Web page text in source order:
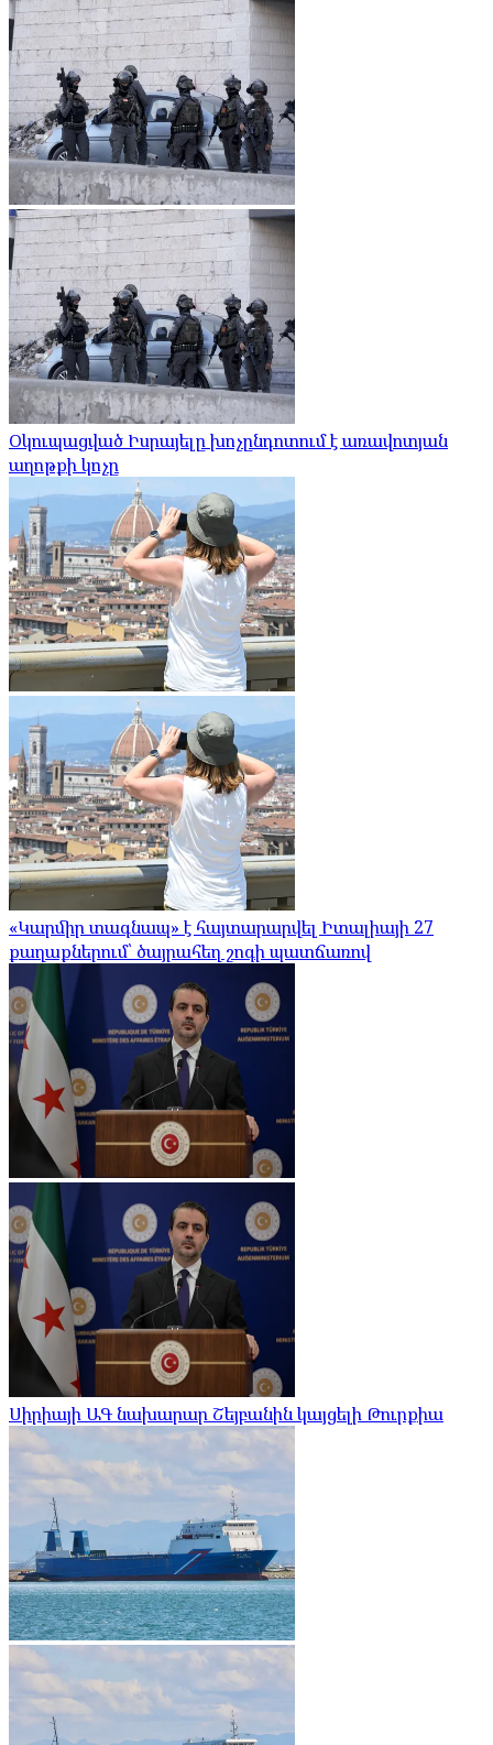
Օկուպացված Իսրայելը խոչընդոտում է առավոտյան
աղոթքի կոչը
«Կարմիր տագնապ» է հայտարարվել Իտալիայի 27
քաղաքներում՝ ծայրահեղ շոգի պատճառով
Սիրիայի ԱԳ նախարար Շեյբանին կայցելի Թուրքիա